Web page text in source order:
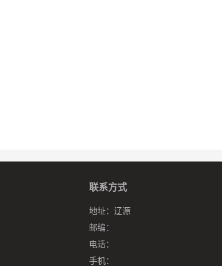
联系方式
地址： 辽源
邮编：
电话：
手机：